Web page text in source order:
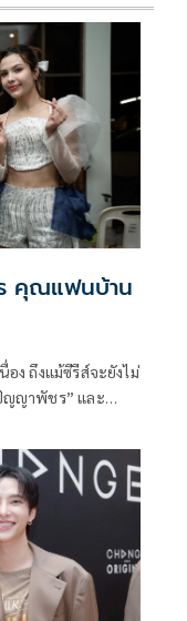
คุณแฟนบ้าน
ง ถึงแม้ซีรีส์จะยังไม่
ญญาพัชร” และ
Romance” ภาย
กำลังจะลงจอให้แฟนๆ